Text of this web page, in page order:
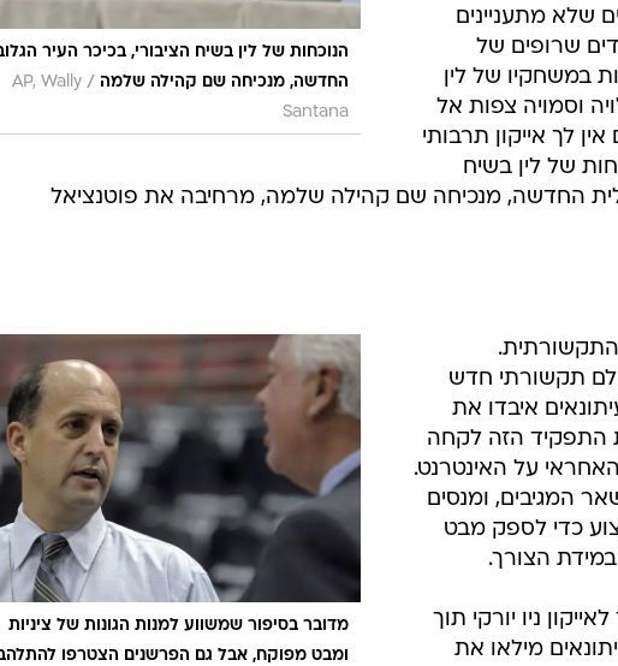
הנוכחות של לין בשיח הציבורי, בכיכר העיר
החדשה, מנכיחה שם קהילה שלמה /
AP, Wally
Santana
שלא מתעניינים
שרופים של
במשחקיו של לין
וסמויה צפות אל
לך אייקון תרבותי
של לין בשיח
החדשה, מנכיחה שם קהילה שלמה, מרחיבה את פוטנציאל
מדובר בסיפור שמשווע למנות הגונות של ציניות
ומבט מפוקח, אבל גם הפרשנים הצטרפו
התקשורתית.
תקשורתי חדש
איבדו את
התפקיד הזה לקחה
על האינטרנט.
המגיבים, ומנסים
כדי לספק מבט
במידת הצורך.
ניו יורקי תוך
מילאו את